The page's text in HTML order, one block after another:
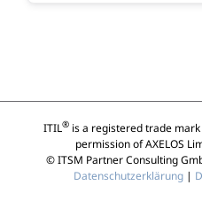
ITIL®is a registered trade mark
permission of AXELOS
© ITSM Partner Consulting
Datenschutzerklärung |